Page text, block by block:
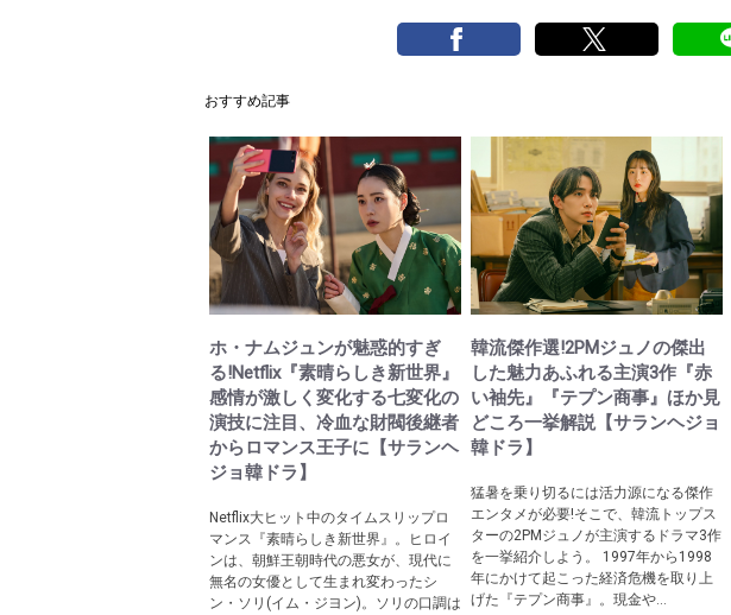
おすすめ記事
ホ・ナムジュンが魅惑的すぎ
る!Netflix『素晴らしき新世界』
感情が激しく変化する七変化の
演技に注目、冷血な財閥後継者
からロマンス王子に【サランヘ
ジョ韓ドラ】
Netflix大ヒット中のタイムスリップロ
マンス『素晴らしき新世界』。ヒロイ
ンは、朝鮮王朝時代の悪女が、現代に
無名の女優として生まれ変わったシ
ン・ソリ(イム・ジヨン)。ソリの口調は
韓流傑作選!2PMジュノの傑出
した魅力あふれる主演3作『赤
い袖先』『テプン商事』ほか見
どころ一挙解説【サランヘジョ
韓ドラ】
猛暑を乗り切るには活力源になる傑作
エンタメが必要!そこで、韓流トップス
ターの2PMジュノが主演するドラマ3作
を一挙紹介しよう。 1997年から1998
年にかけて起こった経済危機を取り上
げた『テプン商事』。現金や...